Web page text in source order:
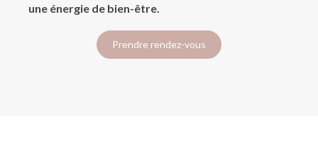
une énergie de bien-être.
Prendre rendez-vous